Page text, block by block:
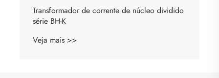
Transformador de corrente de núcleo dividido
série BH-K
Veja mais >>